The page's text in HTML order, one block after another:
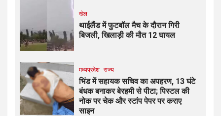
खेल
थाईलैंड में फुटबॉल मैच के दौरान गिरी
बिजली, खिलाड़ी की मौत 12 घायल
मध्यप्रदेश राज्य
भिंड में सहायक सचिव का अपहरण, 13 घंटे
बंधक बनाकर बेरहमी से पीटा; पिस्टल की
नोक पर चेक और स्टांप पेपर पर कराए
साइन